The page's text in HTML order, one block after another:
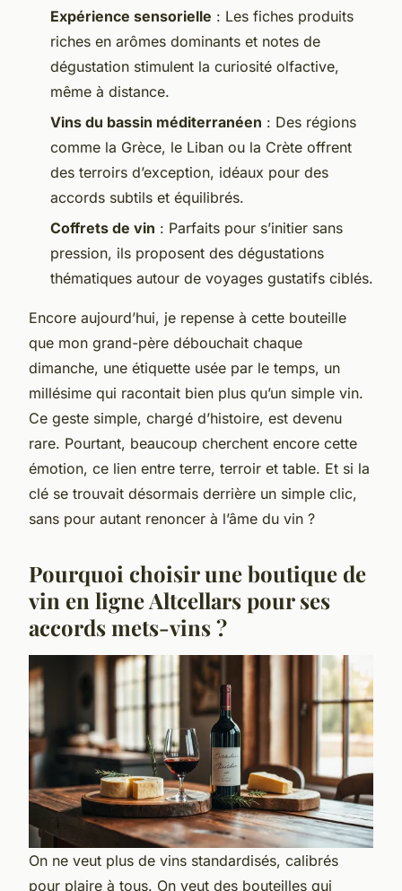
Expérience sensorielle : Les fiches produits
riches en arômes dominants et notes de
dégustation stimulent la curiosité olfactive,
même à distance.
Vins du bassin méditerranéen : Des régions
comme la Grèce, le Liban ou la Crète offrent
des terroirs d’exception, idéaux pour des
accords subtils et équilibrés.
Coffrets de vin : Parfaits pour s’initier sans
pression, ils proposent des dégustations
thématiques autour de voyages gustatifs ciblés.
Encore aujourd’hui, je repense à cette bouteille
que mon grand-père débouchait chaque
dimanche, une étiquette usée par le temps, un
millésime qui racontait bien plus qu’un simple vin.
Ce geste simple, chargé d’histoire, est devenu
rare. Pourtant, beaucoup cherchent encore cette
émotion, ce lien entre terre, terroir et table. Et si la
clé se trouvait désormais derrière un simple clic,
sans pour autant renoncer à l’âme du vin ?
Pourquoi choisir une boutique de
vin en ligne Altcellars pour ses
accords mets-vins ?
On ne veut plus de vins standardisés, calibrés
pour plaire à tous. On veut des bouteilles qui